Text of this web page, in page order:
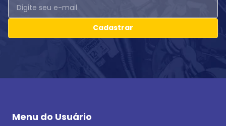
Cadastrar
Menu do Usuário